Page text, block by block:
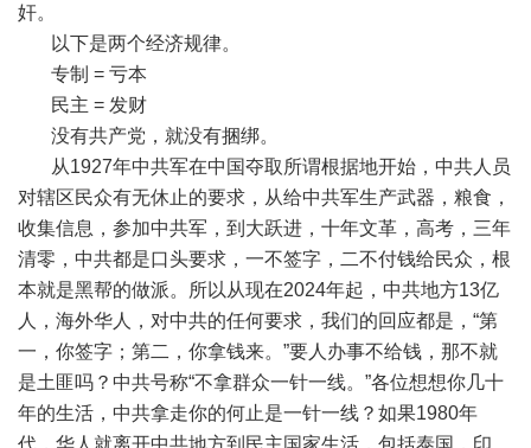
奸。
以下是两个经济规律。
专制 = 亏本
民主 = 发财
没有共产党，就没有捆绑。
从1927年中共军在中国夺取所谓根据地开始，中共人员
对辖区民众有无休止的要求，从给中共军生产武器，粮食，
收集信息，参加中共军，到大跃进，十年文革，高考，三年
清零，中共都是口头要求，一不签字，二不付钱给民众，根
本就是黑帮的做派。所以从现在2024年起，中共地方13亿
人，海外华人，对中共的任何要求，我们的回应都是， “第
一，你签字；第二，你拿钱来。 ”要人办事不给钱，那不就
是土匪吗？中共号称“不拿群众一针一线。 ”各位想想你几十
年的生活，中共拿走你的何止是一针一线？如果1980年
代，华人就离开中共地方到民主国家生活，包括泰国，印